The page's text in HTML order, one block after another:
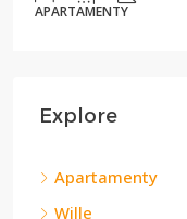
APARTAMENTY
Explore
Apartamenty
Wille